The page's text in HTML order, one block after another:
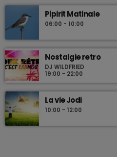
Pipirit Matinale
06:00 - 10:00
Nostalgie retro
DJ WILDFRIED
19:00 - 22:00
La vie Jodi
10:00 - 12:00